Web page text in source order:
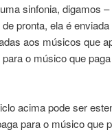
sinfonia, digamos
pronta, ela é
aos músicos que
o músico que
acima pode ser
para o músico que